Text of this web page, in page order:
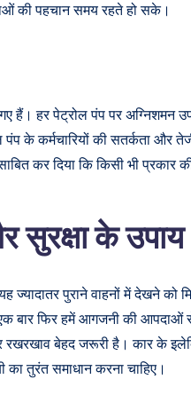
की पहचान समय रहते हो सके।
हैं। हर पेट्रोल पंप पर अग्निशमन
के कर्मचारियों की सतर्कता और
कर दिया कि किसी भी प्रकार
के उपाय
पुराने वाहनों में देखने को
बार फिर हमें आगजनी की
रखरखाव बेहद जरूरी है। कार के
तुरंत समाधान करना चाहिए।